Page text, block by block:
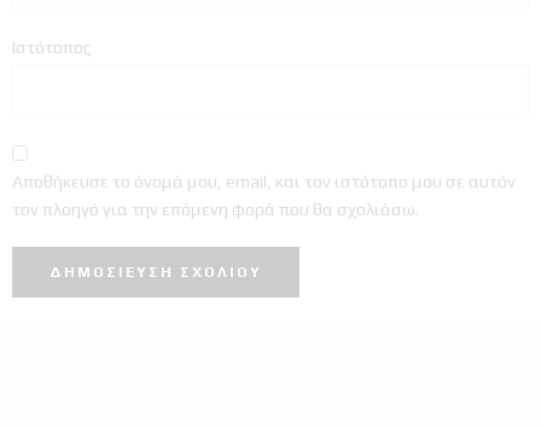
Ιστότοπος
Αποθήκευσε το όνομά μου, email, και τον ιστότοπο μου σε αυτόν
τον πλοηγό για την επόμενη φορά που θα σχολιάσω.